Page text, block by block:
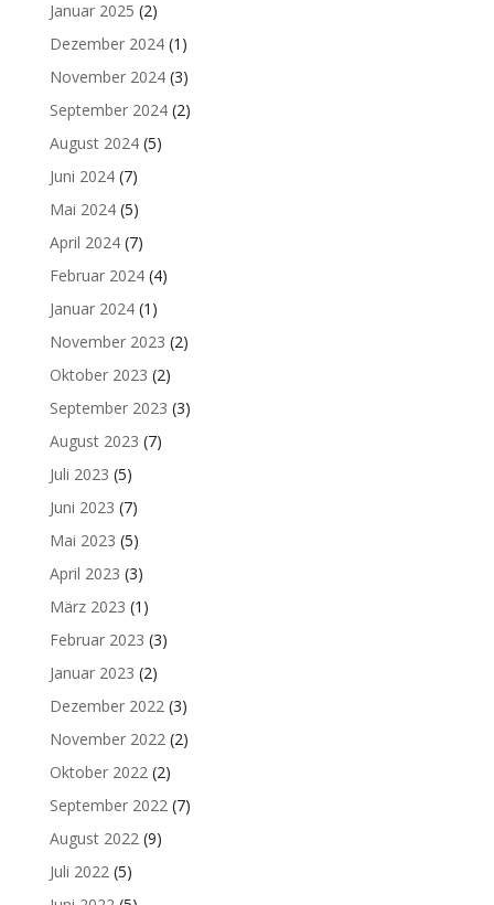
Januar 2025 (2)
Dezember 2024(1)
November 2024(3)
September 2024(2)
August 2024(5)
Juni 2024(7)
Mai 2024(5)
April 2024(7)
Februar 2024(4)
Januar 2024(1)
November 2023 (2)
Oktober 2023 (2)
September 2023 (3)
August 2023 (7)
Juli 2023 (5)
Juni 2023 (7)
Mai 2023 (5)
April 2023 (3)
März 2023 (1)
Februar 2023 (3)
Januar 2023 (2)
Dezember 2022(3)
November 2022(2)
Oktober 2022(2)
September 2022(7)
August 2022(9)
Juli 2022(5)